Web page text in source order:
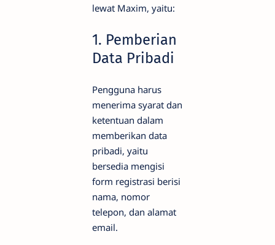
lewat Maxim, yaitu:
1. Pemberian
Data Pribadi
Pengguna harus
menerima syarat dan
ketentuan dalam
memberikan data
pribadi, yaitu
bersedia mengisi
form registrasi berisi
nama, nomor
telepon, dan alamat
email.